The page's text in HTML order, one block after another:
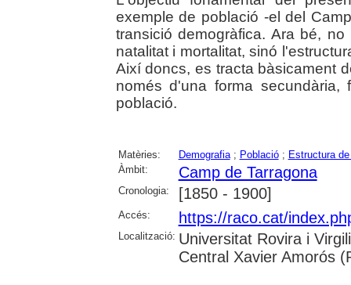
exemple de població -el del
transició demogràfica. Ara bé,
natalitat i mortalitat, sinó
Així doncs, es tracta bàsicament
només d'una forma
població.
Matèries: Demografia; Població; Estructura
Àmbit:
Camp de Tarragona
Cronologia: [1850 - 1900]
Accés: https://raco.cat/
Localització: Universitat Rovira i
Central Xavier Amorós